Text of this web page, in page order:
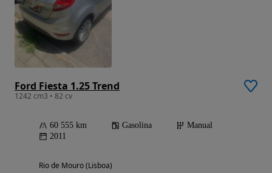
Ford Fiesta 1.25 Trend
1242 cm3 • 82 cv
60 555 km Gasolina
Manual
2011
Rio de Mouro (Lisboa)